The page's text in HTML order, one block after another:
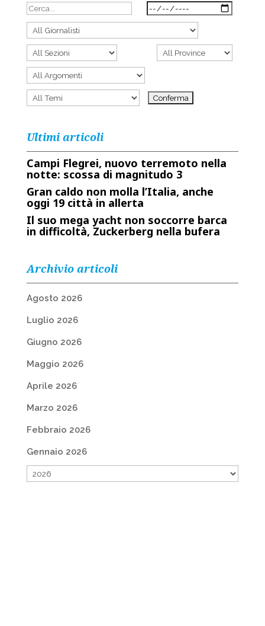
Ultimi articoli
Campi Flegrei, nuovo terremoto nella
notte: scossa di magnitudo 3
Gran caldo non molla l’Italia, anche
oggi 19 città in allerta
Il suo mega yacht non soccorre barca
in difficoltà, Zuckerberg nella bufera
Archivio articoli
Agosto 2026
Luglio 2026
Giugno 2026
Maggio 2026
Aprile 2026
Marzo 2026
Febbraio 2026
Gennaio 2026